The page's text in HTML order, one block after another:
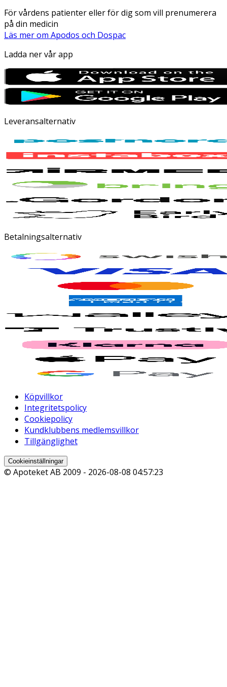
För vårdens patienter eller för dig som vill prenumerera
på din medicin
Läs mer om Apodos och Dospac
Ladda ner vår app
Leveransalternativ
Betalningsalternativ
Köpvillkor
Integritetspolicy
Cookiepolicy
Kundklubbens medlemsvillkor
Tillgänglighet
Cookieinställningar
© Apoteket AB 2009 - 2026-08-08 04:57:23